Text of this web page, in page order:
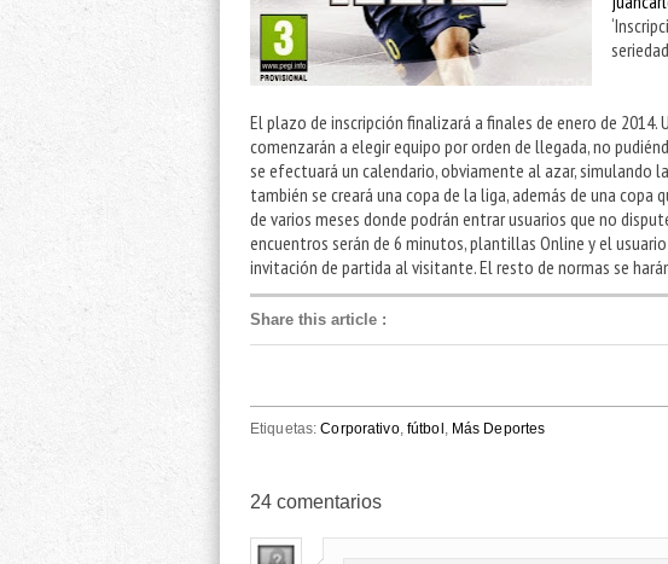
El plazo de inscripción finalizará a finales de enero de 2014.
comenzarán a elegir equipo por orden de llegada, no
se efectuará un calendario, obviamente al azar, simulando
también se creará una copa de la liga, además de una
de varios meses donde podrán entrar usuarios que no
encuentros serán de 6 minutos, plantillas Online y el
invitación de partida al visitante. El resto de normas se
Share this article :
Etiquetas:Corporativo, fútbol , Más Deportes
24 comentarios